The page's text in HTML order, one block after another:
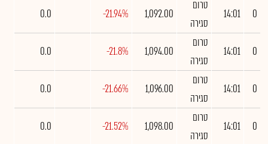
0
14:01
טרום
סגירה
1,092.00
-21.94%
0.0
0
14:01
טרום
סגירה
1,094.00
-21.8%
0.0
0
14:01
טרום
סגירה
1,096.00
-21.66%
0.0
0
14:01
טרום
סגירה
1,098.00
-21.52%
0.0